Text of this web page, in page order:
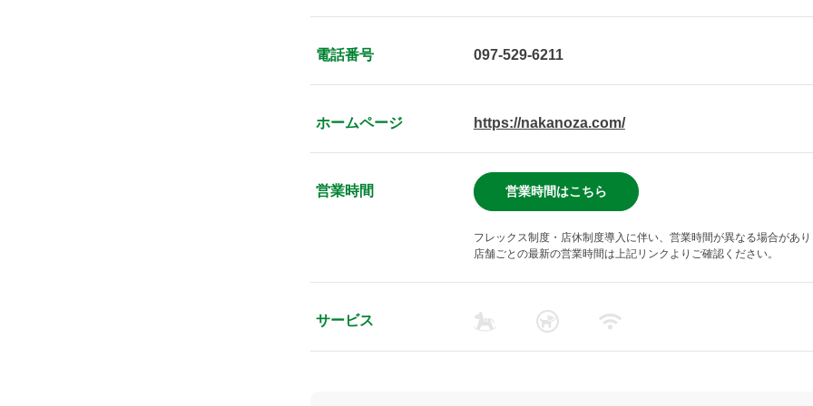
電話番号 097-529-6211
ホームページ https://nakanoza.com/
営業時間 営業時間はこちら
フレックス制度・店休制度導入に伴い、営業時間が異なる場合があ
店舗ごとの最新の営業時間は上記リンクよりご確認ください。
サービス